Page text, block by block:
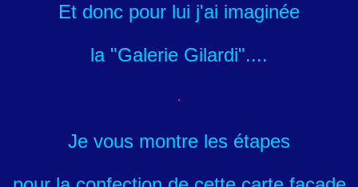
Et donc pour lui j'ai imaginée
la "Galerie Gilardi"....
Je vous montre les étapes